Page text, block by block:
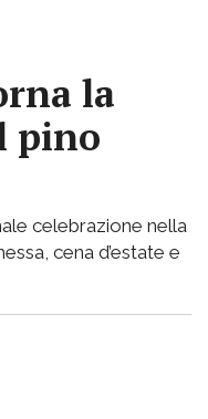
la
pino
celebrazione nella
cena d’estate e